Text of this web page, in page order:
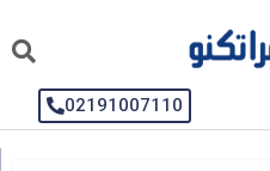
02191007110